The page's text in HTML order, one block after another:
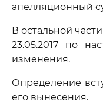
апелляционный
В остальной
23.05.2017 по
изменения.
Определение
его вынесения.